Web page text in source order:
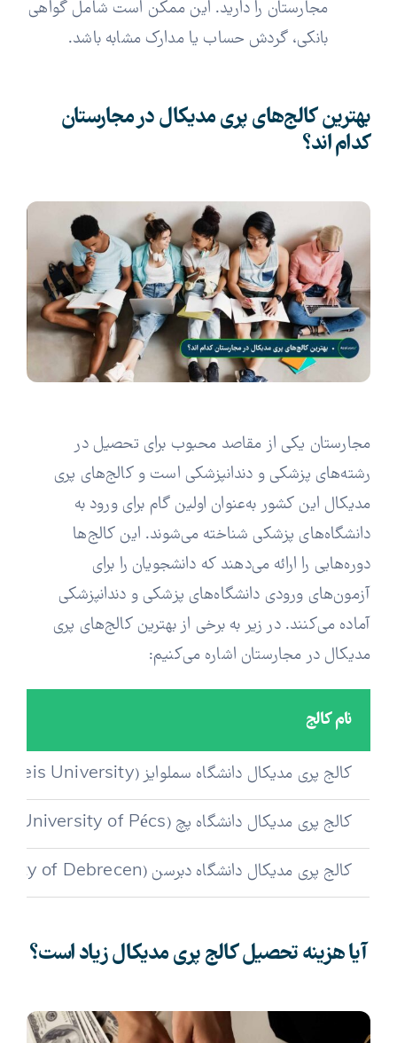
مجارستان را دارید. این ممکن است شامل گواهی
بانکی، گردش حساب یا مدارک مشابه باشد.
بهترین کالج‌های پری مدیکال در مجارستان
کدام اند؟
مجارستان یکی از مقاصد محبوب برای تحصیل در
رشته‌های پزشکی و دندانپزشکی است و کالج‌های پری
مدیکال این کشور به‌عنوان اولین گام برای ورود به
دانشگاه‌های پزشکی شناخته می‌شوند. این کالج‌ها
دوره‌هایی را ارائه می‌دهند که دانشجویان را برای
آزمون‌های ورودی دانشگاه‌های پزشکی و دندانپزشکی
آماده می‌کنند. در زیر به برخی از بهترین کالج‌های پری
مدیکال در مجارستان اشاره می‌کنیم:
نام کالج
کالج پری مدیکال دانشگاه سملوایز (Semmelweis University)
کالج پری مدیکال دانشگاه پچ (University of Pécs)
کالج پری مدیکال دانشگاه دبرسن (University of Debrecen)
آیا هزینه تحصیل کالج پری مدیکال زیاد است؟